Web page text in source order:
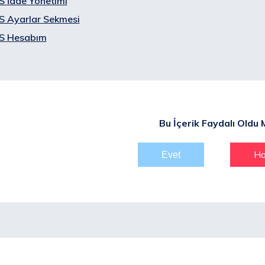
Ayarlar Sekmesi
Hesabım
Bu İçerik Faydalı Oldu